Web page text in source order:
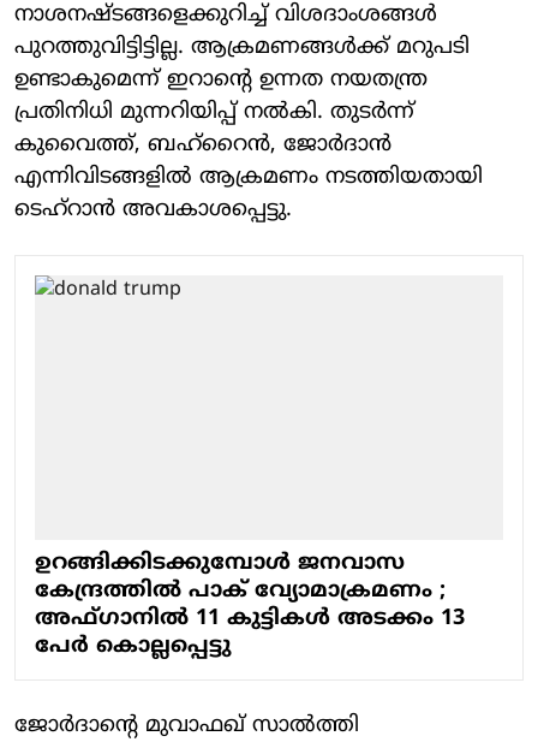
നാശനഷ്ടങ്ങളെക്കുറിച്ച് വിശദാംശങ്ങള്‍
പുറത്തുവിട്ടിട്ടില്ല. ആക്രമണങ്ങള്‍ക്ക് മറുപടി
ഉണ്ടാകുമെന്ന് ഇറാന്റെ ഉന്നത നയതന്ത്ര
പ്രതിനിധി മുന്നറിയിപ്പ് നല്‍കി. തുടര്‍ന്ന്
കുവൈത്ത്, ബഹ്‌റൈന്‍, ജോര്‍ദാന്‍
എന്നിവിടങ്ങളില്‍ ആക്രമണം നടത്തിയതായി
ടെഹ്റാന്‍ അവകാശപ്പെട്ടു.
ഉറങ്ങിക്കിടക്കുമ്പോള്‍ ജനവാസ
കേന്ദ്രത്തില്‍ പാക് വ്യോമാക്രമണം ;
അഫ്ഗാനില്‍ 11 കുട്ടികള്‍ അടക്കം 13
പേര്‍ കൊല്ലപ്പെട്ടു
ജോര്‍ദാന്റെ മുവാഫഖ് സാല്‍ത്തി